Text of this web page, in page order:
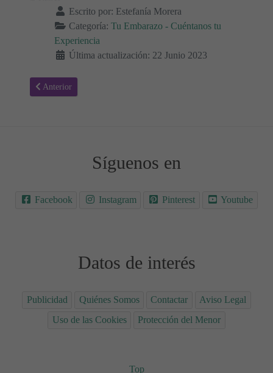
Escrito por: Estefanía Morera
Categoría: Tu Embarazo - Cuéntanos tu
Experiencia
Última actualización: 22 Junio 2023
Artículo anterior: Primera Visita al Ginecólogo - Diario de mi
Anterior
Síguenos en
Facebook Instagram Pinterest Youtube
Datos de interés
Publicidad Quiénes Somos Contactar
Aviso Legal
Uso de las Cookies
Protección del Menor
Top